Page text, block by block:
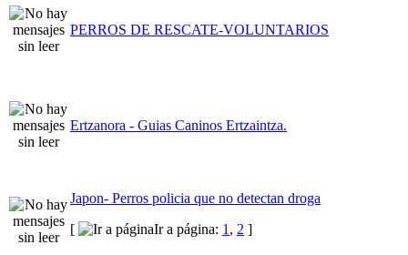
PERROS DE RESCATE-VOLUNTARIOS
Ertzanora - Guias Caninos Ertzaintza.
Japon- Perros policia que no detectan droga
[
Ir a página: 1 , 2 ]